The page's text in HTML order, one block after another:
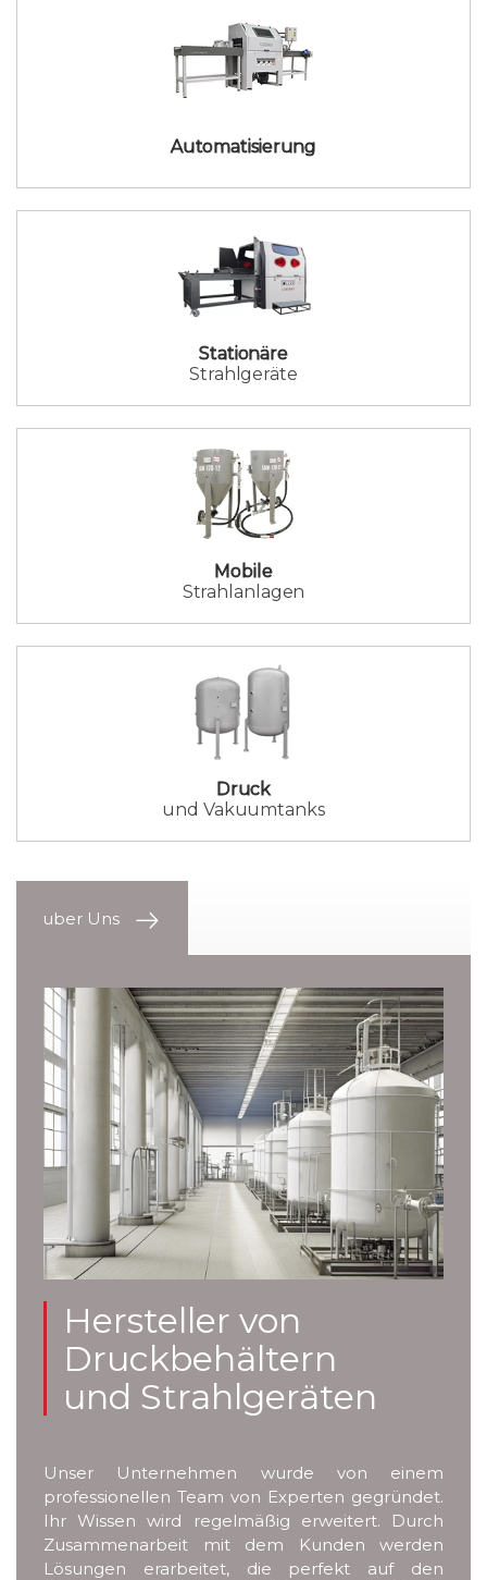
Automatisierung
Stationäre
Strahlgeräte
Mobile
Strahlanlagen
Druck
und Vakuumtanks
uber Uns
Hersteller von
Druckbehältern
und Strahlgeräten
Unser Unternehmen wurde von einem
professionellen Team von Experten gegründet.
Ihr Wissen wird regelmäßig erweitert. Durch
Zusammenarbeit mit dem Kunden werden
Lösungen erarbeitet, die perfekt auf den